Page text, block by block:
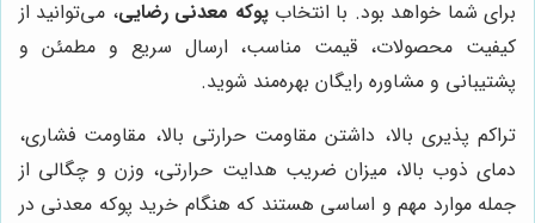
برای شما خواهد بود. با انتخابپوکه معدنی رضایی، می‌توانید از
کیفیت محصولات، قیمت مناسب، ارسال سریع و مطمئن و
پشتیبانی و مشاوره رایگان بهره‌مند شوید.
تراکم پذیری بالا، داشتن مقاومت حرارتی بالا، مقاومت فشاری،
دمای ذوب بالا، میزان ضریب هدایت حرارتی، وزن و چگالی از
جمله موارد مهم و اساسی هستند که هنگام خرید پوکه معدنی در